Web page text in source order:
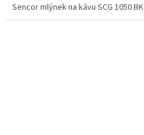
Sencor mlýnek na kávu SCG 1050 BK